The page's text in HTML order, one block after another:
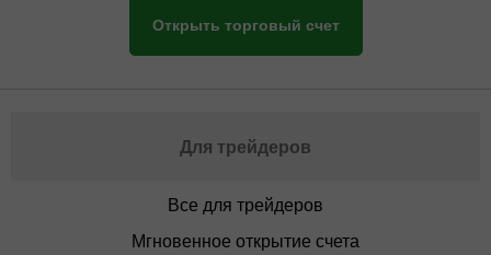
Открыть торговый счет
Для трейдеров
Все для трейдеров
Мгновенное открытие счета